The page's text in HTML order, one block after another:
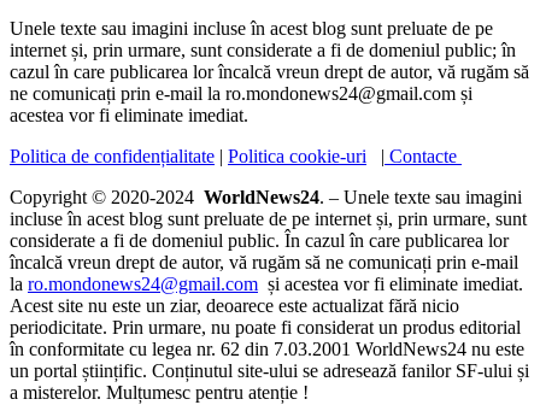
Unele texte sau imagini incluse în acest blog sunt preluate de pe
internet și, prin urmare, sunt considerate a fi de domeniul public; în
cazul în care publicarea lor încalcă vreun drept de autor, vă rugăm să
ne comunicați prin e-mail la ro.mondonews24@gmail.com și
acestea vor fi eliminate imediat.
Politica de confidențialitate | Politica cookie-uri | Contacte
Copyright © 2020-2024 WorldNews24. – Unele texte sau imagini
incluse în acest blog sunt preluate de pe internet și, prin urmare, sunt
considerate a fi de domeniul public. În cazul în care publicarea lor
încalcă vreun drept de autor, vă rugăm să ne comunicați prin e-mail
la ro.mondonews24@gmail.com și acestea vor fi eliminate imediat.
Acest site nu este un ziar, deoarece este actualizat fără nicio
periodicitate. Prin urmare, nu poate fi considerat un produs editorial
în conformitate cu legea nr. 62 din 7.03.2001 WorldNews24 nu este
un portal științific. Conținutul site-ului se adresează fanilor SF-ului și
a misterelor. Mulțumesc pentru atenție !